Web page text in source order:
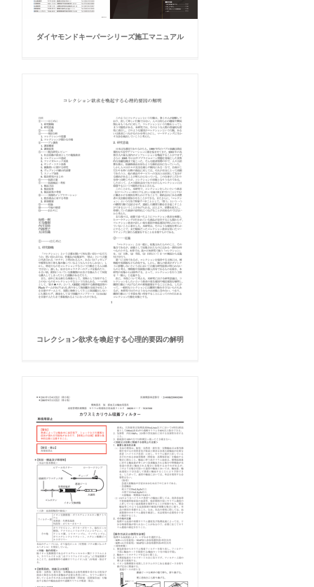
ダイヤモンドキーパーシリーズ施工マニュアル
コレクション欲求を喚起する心理的要因の解明